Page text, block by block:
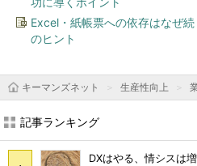
Excel・紙帳票への依存はなぜ
のヒント
キーマンズネット 生産性向上
記事ランキング
DXはやる、情シスは